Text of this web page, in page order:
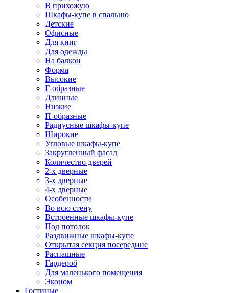
В прихожую
Шкафы-купе в спальню
Детские
Офисные
Для книг
Для одежды
На балкон
Форма
Высокие
Г-образные
Длинные
Низкие
П-образные
Радиусные шкафы-купе
Широкие
Угловые шкафы-купе
Закругленный фасад
Количество дверей
2-х дверные
3-х дверные
4-х дверные
Особенности
Во всю стену
Встроенные шкафы-купе
Под потолок
Раздвижные шкафы-купе
Открытая секция посередине
Распашные
Гардероб
Для маленького помещения
Эконом
Гостиные